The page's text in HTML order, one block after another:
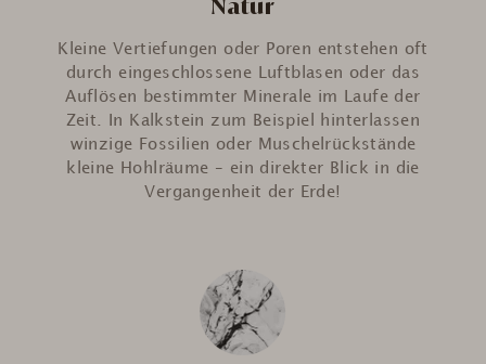
Natur
Kleine Vertiefungen oder Poren entstehen oft
durch eingeschlossene Luftblasen oder das
Auflösen bestimmter Minerale im Laufe der
Zeit. In Kalkstein zum Beispiel hinterlassen
winzige Fossilien oder Muschelrückstände
kleine Hohlräume – ein direkter Blick in die
Vergangenheit der Erde!